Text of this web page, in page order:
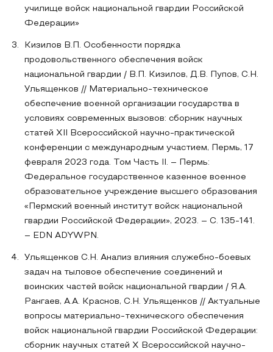
училище войск национальной гвардии Российской
Федерации»
Кизилов В.П. Особенности порядка
продовольственного обеспечения войск
национальной гвардии / В.П. Кизилов, Д.В. Пупов, С.Н.
Ульященков // Материально-техническое
обеспечение военной организации государства в
условиях современных вызовов: сборник научных
статей XII Всероссийской научно-практической
конференции с международным участием, Пермь, 17
февраля 2023 года. Том Часть II. – Пермь:
Федеральное государственное казенное военное
образовательное учреждение высшего образования
«Пермский военный институт войск национальной
гвардии Российской Федерации», 2023. – С. 135-141.
– EDN ADYWPN.
Ульященков С.Н. Анализ влияния служебно-боевых
задач на тыловое обеспечение соединений и
воинских частей войск национальной гвардии / Я.А.
Рангаев, А.А. Краснов, С.Н. Ульященков // Актуальные
вопросы материально-технического обеспечения
войск национальной гвардии Российской Федерации:
сборник научных статей X Всероссийской научно-